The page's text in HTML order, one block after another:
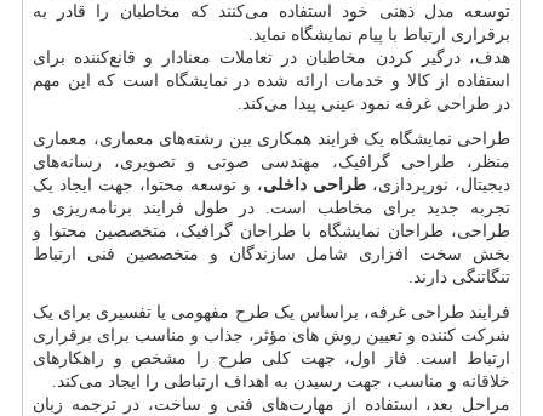
توسعه مدل ذهنی خود استفاده می‌کنند که مخاطبان را قادر به
برقراری ارتباط با پیام نمایشگاه نماید.
هدف، درگیر کردن مخاطبان در تعاملات معنادار و قانع‌کننده برای
استفاده از کالا و خدمات ارائه شده در نمایشگاه است که این مهم
در طراحی غرفه نمود عینی پیدا می‌کند.
طراحی نمایشگاه یک فرایند همکاری بین رشته‌های معماری، معماری
منظر، طراحی گرافیک، مهندسی صوتی و تصویری، رسانه‌های
دیجیتال، نورپردازی، طراحی داخلی، و توسعه محتوا، جهت ایجاد یک
تجربه جدید برای مخاطب است. در طول فرایند برنامه‌ریزی و
طراحی، طراحان نمایشگاه با طراحان گرافیک، متخصصین محتوا و
بخش سخت افزاری شامل سازندگان و متخصصین فنی ارتباط
تنگاتنگی دارند.
فرایند طراحی غرفه، براساس یک طرح مفهومی یا تفسیری برای یک
شرکت کننده و تعیین روش های مؤثر، جذاب و مناسب برای برقراری
ارتباط است. فاز اول، جهت کلی طرح را مشخص و راهکارهای
خلاقانه و مناسب، جهت رسیدن به اهداف ارتباطی را ایجاد می‌کند.
مراحل بعد، استفاده از مهارت‌های فنی و ساخت، در ترجمه زبان